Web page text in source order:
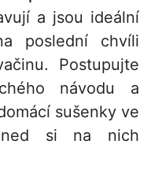
a jsou ideální
poslední chvíli
Postupujte
návodu a
sušenky ve
si na nich